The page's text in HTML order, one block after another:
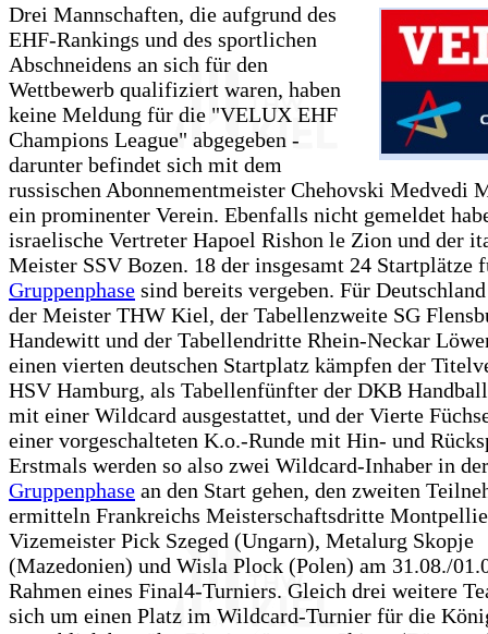
Drei Mannschaften, die aufgrund des
EHF-Rankings und des sportlichen
Abschneidens an sich für den
Wettbewerb qualifiziert waren, haben
keine Meldung für die "VELUX EHF
Champions League" abgegeben -
darunter befindet sich mit dem
russischen Abonnementmeister Chehovski Medvedi
ein prominenter Verein. Ebenfalls nicht gemeldet
israelische Vertreter Hapoel Rishon le Zion und der
Meister SSV Bozen. 18 der insgesamt 24 Startplätze
Gruppenphase sind bereits vergeben. Für
der Meister THW Kiel, der Tabellenzweite SG
Handewitt und der Tabellendritte Rhein-Neckar
einen vierten deutschen Startplatz kämpfen der
HSV Hamburg, als Tabellenfünfter der DKB
mit einer Wildcard ausgestattet, und der Vierte
einer vorgeschalteten K.o.-Runde mit Hin- und
Erstmals werden so also zwei Wildcard-Inhaber in der
Gruppenphase an den Start gehen, den zweiten
ermitteln Frankreichs Meisterschaftsdritte
Vizemeister Pick Szeged (Ungarn), Metalurg Skopje
(Mazedonien) und Wisla Plock (Polen) am 31.08./
Rahmen eines Final4-Turniers. Gleich drei weitere
sich um einen Platz im Wildcard-Turnier für die